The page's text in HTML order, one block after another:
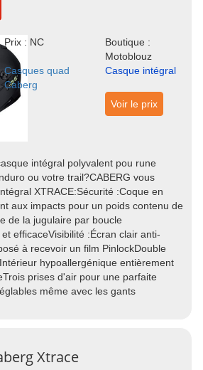
Prix : NC
Boutique :
Motoblouz
Casques quad
Caberg
Casque intégral
Voir le prix
intégral polyvalent pou rune
ou votre trail?CABERG vous
XTRACE:Sécurité :Coque en
aux impacts pour un poids contenu de
de la jugulaire par boucle
efficaceVisibilité :Écran clair anti-
à recevoir un film PinlockDouble
hypoallergénique entièrement
prises d'air pour une parfaite
même avec les gants
Xtrace